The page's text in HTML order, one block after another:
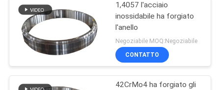
1,4057 l'acciaio
inossidabile ha forgiato
l'anello
Negoziabile MOQ:Negoziabile
CONTATTO
42CrMo4 ha forgiato gli